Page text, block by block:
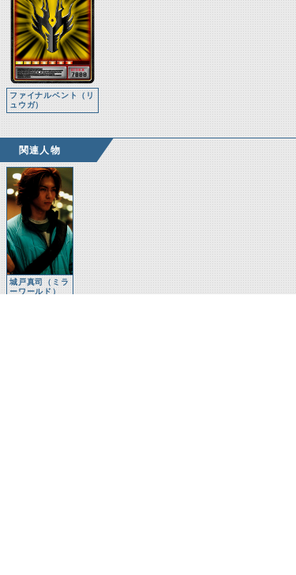
ファイナルベント（リ
ュウガ）
関連人物
城戸真司（ミラ
ーワールド）